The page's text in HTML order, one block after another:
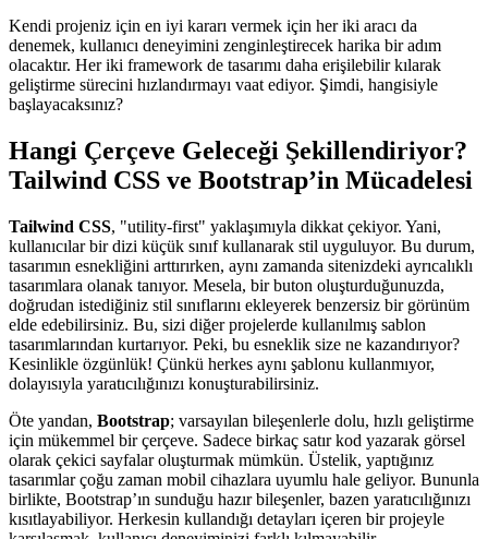
Kendi projeniz için en iyi kararı vermek için her iki aracı da
denemek, kullanıcı deneyimini zenginleştirecek harika bir adım
olacaktır. Her iki framework de tasarımı daha erişilebilir kılarak
geliştirme sürecini hızlandırmayı vaat ediyor. Şimdi, hangisiyle
başlayacaksınız?
Hangi Çerçeve Geleceği Şekillendiriyor?
Tailwind CSS ve Bootstrap’in Mücadelesi
Tailwind CSS, "utility-first" yaklaşımıyla dikkat çekiyor. Yani,
kullanıcılar bir dizi küçük sınıf kullanarak stil uyguluyor. Bu durum,
tasarımın esnekliğini arttırırken, aynı zamanda sitenizdeki ayrıcalıklı
tasarımlara olanak tanıyor. Mesela, bir buton oluşturduğunuzda,
doğrudan istediğiniz stil sınıflarını ekleyerek benzersiz bir görünüm
elde edebilirsiniz. Bu, sizi diğer projelerde kullanılmış sablon
tasarımlarından kurtarıyor. Peki, bu esneklik size ne kazandırıyor?
Kesinlikle özgünlük! Çünkü herkes aynı şablonu kullanmıyor,
dolayısıyla yaratıcılığınızı konuşturabilirsiniz.
Öte yandan, Bootstrap; varsayılan bileşenlerle dolu, hızlı geliştirme
için mükemmel bir çerçeve. Sadece birkaç satır kod yazarak görsel
olarak çekici sayfalar oluşturmak mümkün. Üstelik, yaptığınız
tasarımlar çoğu zaman mobil cihazlara uyumlu hale geliyor. Bununla
birlikte, Bootstrap’ın sunduğu hazır bileşenler, bazen yaratıcılığınızı
kısıtlayabiliyor. Herkesin kullandığı detayları içeren bir projeyle